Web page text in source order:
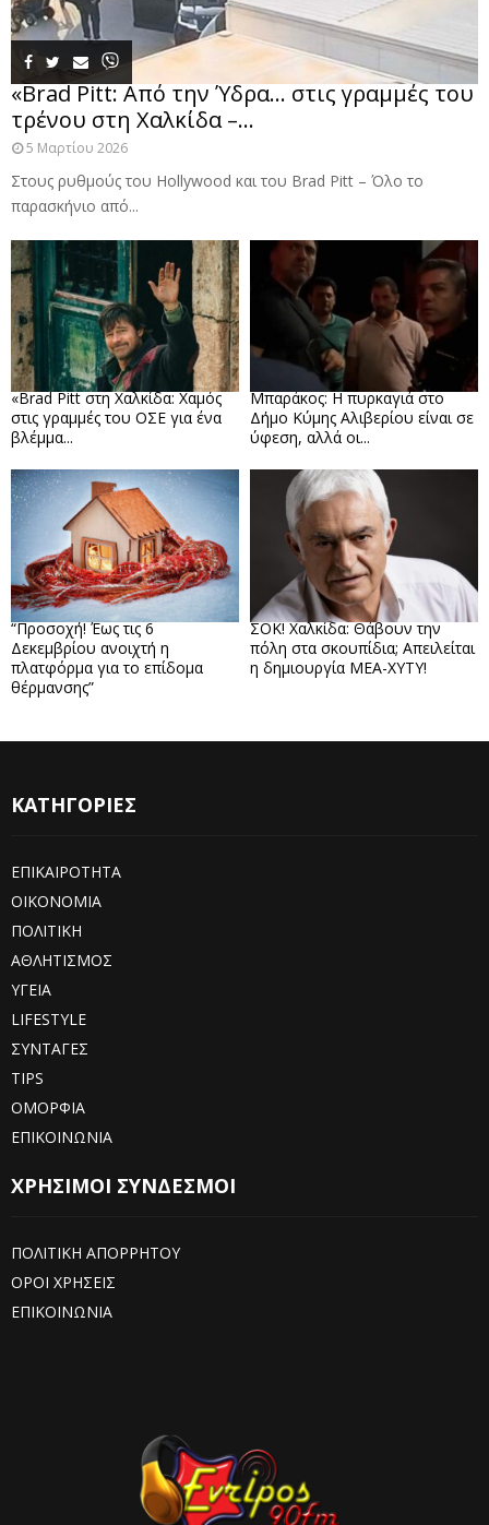
«Brad Pitt: Από την Ύδρα… στις γραμμές του
τρένου στη Χαλκίδα –...
5 Μαρτίου 2026
Στους ρυθμούς του Hollywood και του Brad Pitt – Όλο το
παρασκήνιο από...
«Brad Pitt στη Χαλκίδα: Χαμός
στις γραμμές του ΟΣΕ για ένα
βλέμμα...
Μπαράκος: Η πυρκαγιά στο
Δήμο Κύμης Αλιβερίου είναι σε
ύφεση, αλλά οι...
“Προσοχή! Έως τις 6
Δεκεμβρίου ανοιχτή η
πλατφόρμα για το επίδομα
θέρμανσης”
ΣΟΚ! Χαλκίδα: Θάβουν την
πόλη στα σκουπίδια; Απειλείται
η δημιουργία ΜΕΑ-ΧΥΤΥ!
ΚΑΤΗΓΟΡΙΕΣ
ΕΠΙΚΑΙΡΟΤΗΤΑ
ΟΙΚΟΝΟΜΙΑ
ΠΟΛΙΤΙΚΗ
ΑΘΛΗΤΙΣΜΟΣ
ΥΓΕΙΑ
LIFESTYLE
ΣΥΝΤΑΓΕΣ
TIPS
ΟΜΟΡΦΙΑ
ΕΠΙΚΟΙΝΩΝΙΑ
ΧΡΗΣΙΜΟΙ ΣΥΝΔΕΣΜΟΙ
ΠΟΛΙΤΙΚΗ ΑΠΟΡΡΗΤΟΥ
ΟΡΟΙ ΧΡΗΣΕΙΣ
ΕΠΙΚΟΙΝΩΝΙΑ